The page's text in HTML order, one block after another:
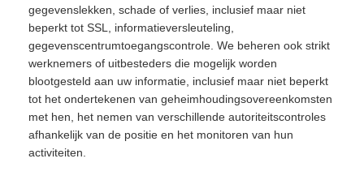
gegevenslekken, schade of verlies, inclusief maar niet
beperkt tot SSL, informatieversleuteling,
gegevenscentrumtoegangscontrole. We beheren ook strikt
werknemers of uitbesteders die mogelijk worden
blootgesteld aan uw informatie, inclusief maar niet beperkt
tot het ondertekenen van geheimhoudingsovereenkomsten
met hen, het nemen van verschillende autoriteitscontroles
afhankelijk van de positie en het monitoren van hun
activiteiten.